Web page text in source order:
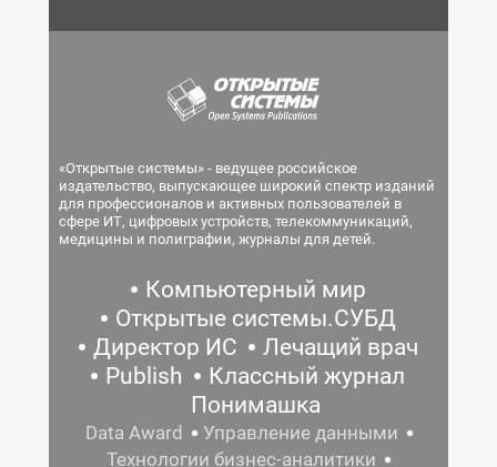
«Открытые системы» - ведущее российское
издательство, выпускающее широкий спектр изданий
для профессионалов и активных пользователей в
сфере ИТ, цифровых устройств, телекоммуникаций,
медицины и полиграфии, журналы для детей.
Компьютерный мир
Открытые системы.СУБД
Директор ИС
Лечащий врач
Publish
Классный журнал
Понимашка
Data Award
Управление данными
Технологии бизнес-аналитики